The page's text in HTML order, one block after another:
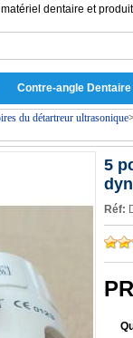
dentaire et
Contre-angle Dentaire
du détartreur ultrasonique
5
Réf: